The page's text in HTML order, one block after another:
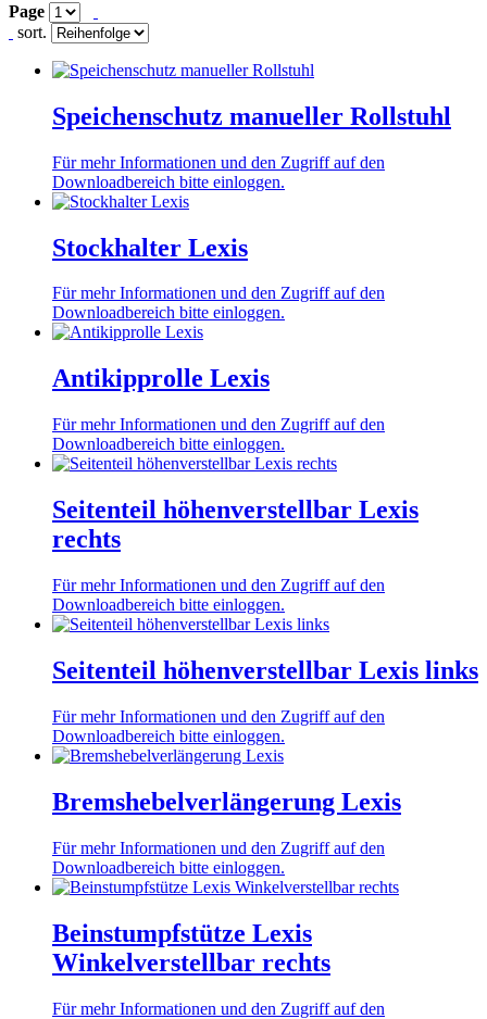
Page
sort.
Speichenschutz manueller Rollstuhl
Für mehr Informationen und den Zugriff auf den
Downloadbereich bitte einloggen.
Stockhalter Lexis
Für mehr Informationen und den Zugriff auf den
Downloadbereich bitte einloggen.
Antikipprolle Lexis
Für mehr Informationen und den Zugriff auf den
Downloadbereich bitte einloggen.
Seitenteil höhenverstellbar Lexis
rechts
Für mehr Informationen und den Zugriff auf den
Downloadbereich bitte einloggen.
Seitenteil höhenverstellbar Lexis links
Für mehr Informationen und den Zugriff auf den
Downloadbereich bitte einloggen.
Bremshebelverlängerung Lexis
Für mehr Informationen und den Zugriff auf den
Downloadbereich bitte einloggen.
Beinstumpfstütze Lexis
Winkelverstellbar rechts
Für mehr Informationen und den Zugriff auf den